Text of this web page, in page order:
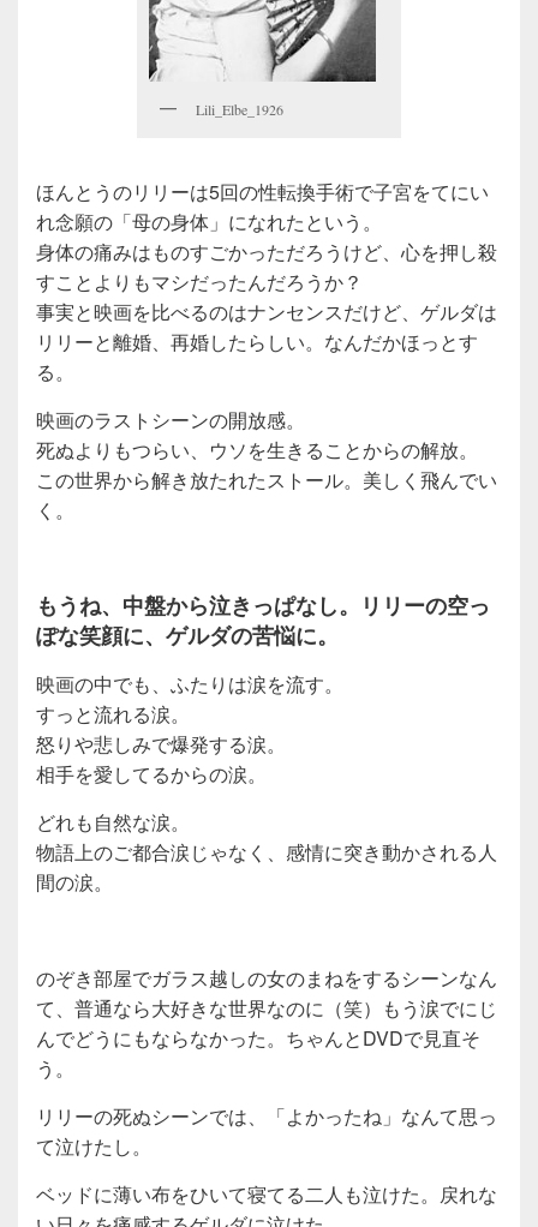
Lili_Elbe_1926
ほんとうのリリーは5回の性転換手術で子宮をてにい
れ念願の「母の身体」になれたという。
身体の痛みはものすごかっただろうけど、心を押し殺
すことよりもマシだったんだろうか？
事実と映画を比べるのはナンセンスだけど、ゲルダは
リリーと離婚、再婚したらしい。なんだかほっとす
る。
映画のラストシーンの開放感。
死ぬよりもつらい、ウソを生きることからの解放。
この世界から解き放たれたストール。美しく飛んでい
く。
もうね、中盤から泣きっぱなし。リリーの空っ
ぽな笑顔に、ゲルダの苦悩に。
映画の中でも、ふたりは涙を流す。
すっと流れる涙。
怒りや悲しみで爆発する涙。
相手を愛してるからの涙。
どれも自然な涙。
物語上のご都合涙じゃなく、感情に突き動かされる人
間の涙。
のぞき部屋でガラス越しの女のまねをするシーンなん
て、普通なら大好きな世界なのに（笑）もう涙でにじ
んでどうにもならなかった。ちゃんとDVDで見直そ
う。
リリーの死ぬシーンでは、「よかったね」なんて思っ
て泣けたし。
ベッドに薄い布をひいて寝てる二人も泣けた。戻れな